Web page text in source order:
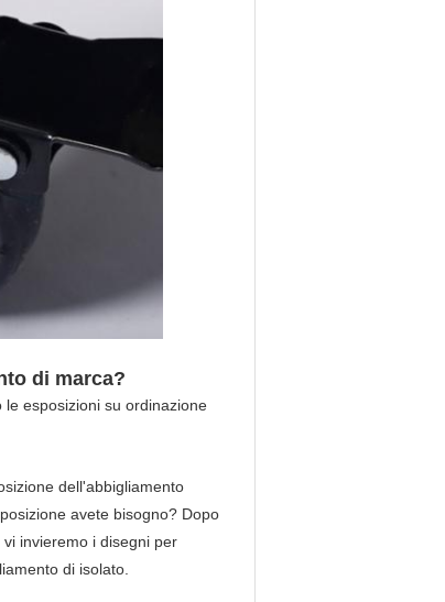
di marca?
esposizioni su ordinazione
dell'abbigliamento
avete bisogno? Dopo
invieremo i disegni per
di isolato.